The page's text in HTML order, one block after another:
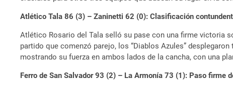
Atlético Tala 86 (3) – Zaninetti 62 (0): Clasificación
Atlético Rosario del Tala selló su pase con una firme victoria
partido que comenzó parejo, los “Diablos Azules”
mostrando su fuerza en ambos lados de la cancha, con una
Ferro de San Salvador 93 (2) – La Armonía 73 (1): Paso firme